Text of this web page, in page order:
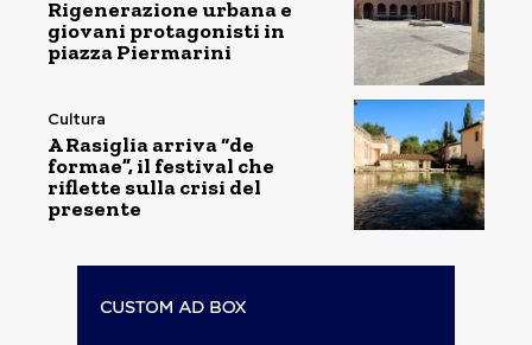
Rigenerazione urbana e
giovani protagonisti in
piazza Piermarini
Cultura
A Rasiglia arriva “de
formae”, il festival che
riflette sulla crisi del
presente